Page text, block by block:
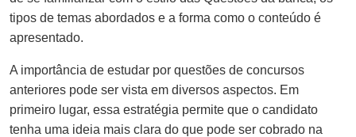
tipos de temas abordados e a forma como o conteúdo é
apresentado.
A importância de estudar por questões de concursos
anteriores pode ser vista em diversos aspectos. Em
primeiro lugar, essa estratégia permite que o candidato
tenha uma ideia mais clara do que pode ser cobrado na